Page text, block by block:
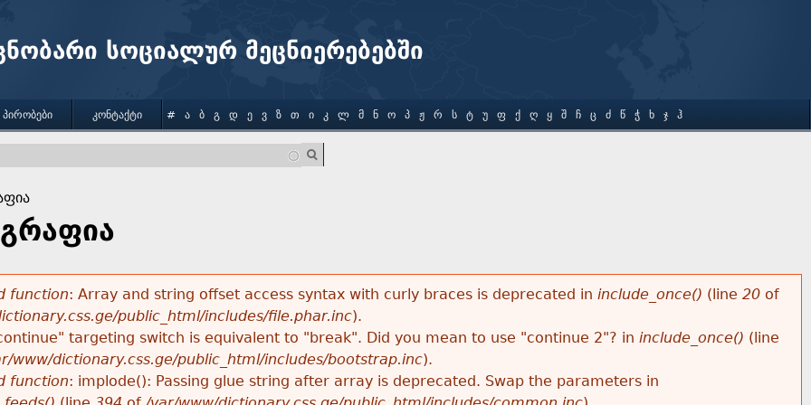
სოციალურ მეცნიერებებში
function: Array and string offset access syntax with curly braces is deprecated in include_once() (line 20of
public_html/includes/file.phar.inc).
targeting switch is equivalent to "break". Did you mean to use "continue 2"? in include_once() (line
www/dictionary.css.ge/public_html/includes/bootstrap.inc).
function: implode(): Passing glue string after array is deprecated. Swap the parameters in
ᲞᲘᲠᲝᲑᲔᲑᲘ ᲙᲝᲜᲢᲐᲥᲢᲘ # Ა Ბ Გ Დ Ე Ვ Ზ Თ Ი Კ Ლ Მ Ნ Ო Პ Ჟ Რ Ს Ტ Უ Ფ Ქ Ღ Ყ Შ Ჩ Ც Ძ Წ Ჭ Ხ Ჯ Ჰ